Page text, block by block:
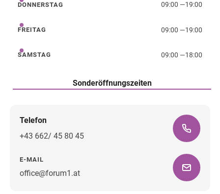
Donnerstag
DONNERSTAG 09:00 —19:00
Freitag
FREITAG 09:00 —19:00
Samstag
SAMSTAG 09:00 —18:00
Sonderöffnungszeiten
Telefon
+43 662/ 45 80 45
E-MAIL
office@forum1.at